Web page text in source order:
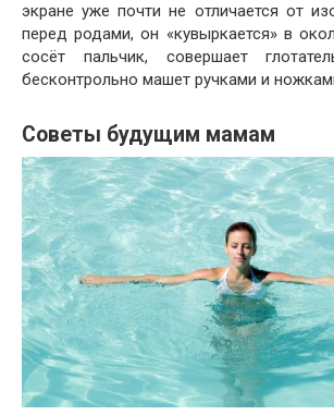
экране уже почти не отличается от
перед родами, он «кувыркается» в
сосёт пальчик, совершает
бесконтрольно машет ручками и
Советы будущим мамам